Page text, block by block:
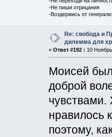
-Не пиши отрицания
-Воздержись от
Re: свобода и
дилемма для
« Ответ #192 : 10
Моисей
доброй
нравилось
поэтому,